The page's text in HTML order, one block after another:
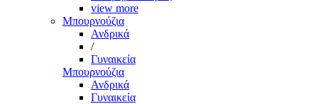
view more
Μπουρνούζια
Ανδρικά
/
Γυναικεία
Μπουρνούζια
Ανδρικά
Γυναικεία